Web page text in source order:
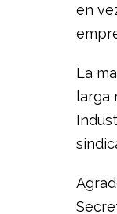
en
La
larga